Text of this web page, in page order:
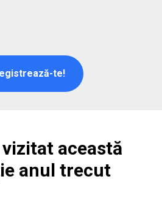
te!
această
anul trecut